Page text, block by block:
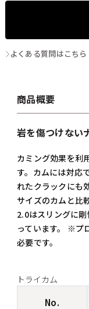
よくある質問はこちら
商品概要
岩を傷つけない
カミング効果を利
す。カムには対応
れたクラックにも
サイズのカムと比
2.0はスリングに
っています。 ※プ
必要です。
トライカム
No.